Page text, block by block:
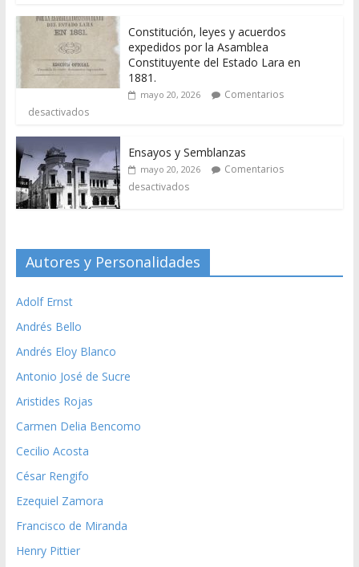
Constitución, leyes y acuerdos
expedidos por la Asamblea
Constituyente del Estado Lara en
1881.
mayo 20, 2026
Comentarios
desactivados
Ensayos y Semblanzas
mayo 20, 2026
Comentarios
desactivados
Autores y Personalidades
Adolf Ernst
Andrés Bello
Andrés Eloy Blanco
Antonio José de Sucre
Aristides Rojas
Carmen Delia Bencomo
Cecilio Acosta
César Rengifo
Ezequiel Zamora
Francisco de Miranda
Henry Pittier